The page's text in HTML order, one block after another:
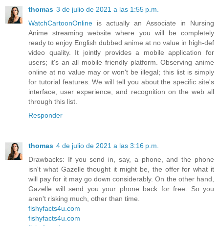
thomas 3 de julio de 2021 a las 1:55 p.m.
WatchCartoonOnline is actually an Associate in Nursing
Anime streaming website where you will be completely
ready to enjoy English dubbed anime at no value in high-def
video quality. It jointly provides a mobile application for
users; it's an all mobile friendly platform. Observing anime
online at no value may or won't be illegal; this list is simply
for tutorial features. We will tell you about the specific site's
interface, user experience, and recognition on the web all
through this list.
Responder
thomas 4 de julio de 2021 a las 3:16 p.m.
Drawbacks: If you send in, say, a phone, and the phone
isn't what Gazelle thought it might be, the offer for what it
will pay for it may go down considerably. On the other hand,
Gazelle will send you your phone back for free. So you
aren't risking much, other than time.
fishyfacts4u.com
fishyfacts4u.com